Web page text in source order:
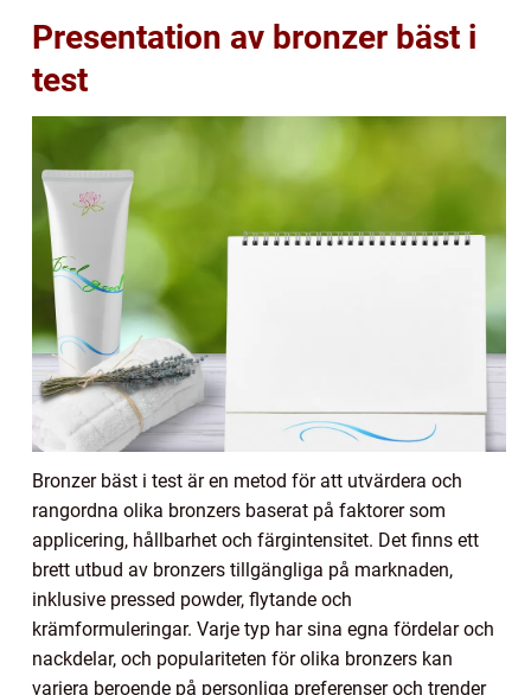
Presentation av bronzer bäst i
test
Bronzer bäst i test är en metod för att utvärdera och
rangordna olika bronzers baserat på faktorer som
applicering, hållbarhet och färgintensitet. Det finns ett
brett utbud av bronzers tillgängliga på marknaden,
inklusive pressed powder, flytande och
krämformuleringar. Varje typ har sina egna fördelar och
nackdelar, och populariteten för olika bronzers kan
variera beroende på personliga preferenser och trender